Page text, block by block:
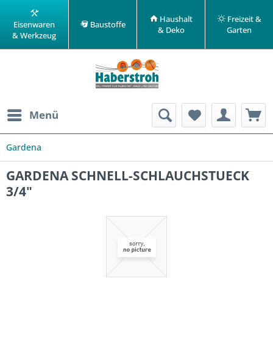
Eisenwaren
& Werkzeug
Baustoffe
Haushalt
& Deko
Freizeit &
Garten
Menü
Gardena
GARDENA SCHNELL-SCHLAUCHSTUECK
3/4"